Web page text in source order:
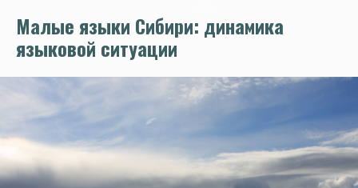
основному
содержанию
Малые языки Сибири: динамика
языковой ситуации